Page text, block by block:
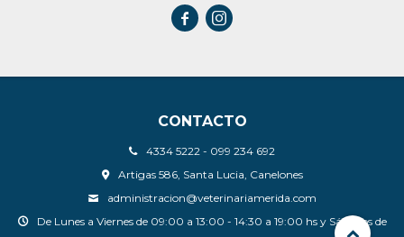
CONTACTO
4334 5222 - 099 234 692
Artigas 586, Santa Lucia, Canelones
administracion@veterinariamerida.com
De Lunes a Viernes de 09:00 a 13:00 - 14:30 a 19:00 hs y Sábados de
 